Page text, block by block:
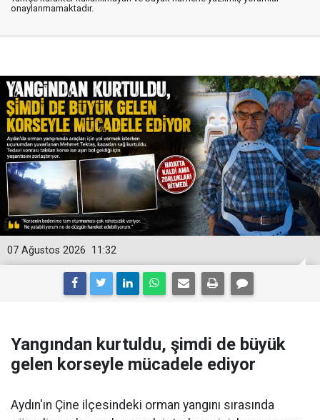
onaylanmamaktadır.
11:32
07 Ağustos 2026
Yangından kurtuldu, şimdi de büyük
gelen korseyle mücadele ediyor
Aydın'ın Çine ilçesindeki orman yangını sırasında